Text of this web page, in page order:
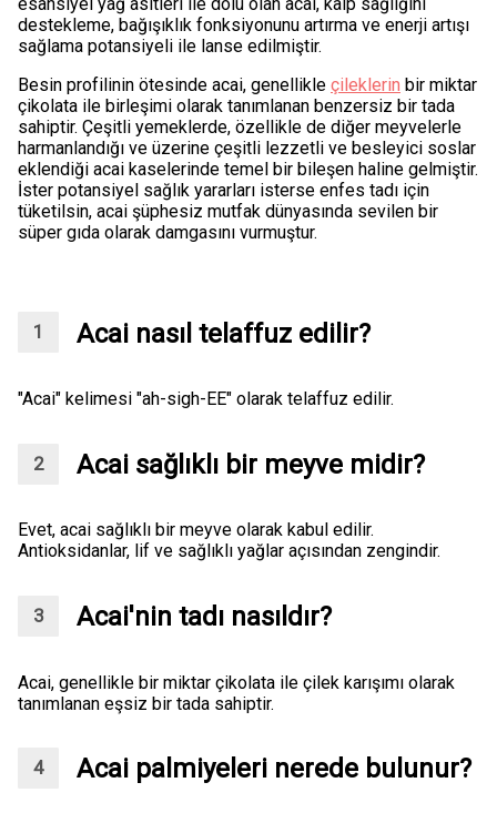
destekleme, bağışıklık fonksiyonunu artırma ve enerji artışı
sağlama potansiyeli ile lanse edilmiştir.
Besin profilinin ötesinde acai, genellikle çileklerin bir miktar
çikolata ile birleşimi olarak tanımlanan benzersiz bir tada
sahiptir. Çeşitli yemeklerde, özellikle de diğer meyvelerle
harmanlandığı ve üzerine çeşitli lezzetli ve besleyici soslar
eklendiği acai kaselerinde temel bir bileşen haline gelmiştir.
İster potansiyel sağlık yararları isterse enfes tadı için
tüketilsin, acai şüphesiz mutfak dünyasında sevilen bir
süper gıda olarak damgasını vurmuştur.
Acai nasıl telaffuz edilir?
"Acai" kelimesi "ah-sigh-EE" olarak telaffuz edilir.
Acai sağlıklı bir meyve midir?
Evet, acai sağlıklı bir meyve olarak kabul edilir.
Antioksidanlar, lif ve sağlıklı yağlar açısından zengindir.
Acai'nin tadı nasıldır?
Acai, genellikle bir miktar çikolata ile çilek karışımı olarak
tanımlanan eşsiz bir tada sahiptir.
Acai palmiyeleri nerede bulunur?